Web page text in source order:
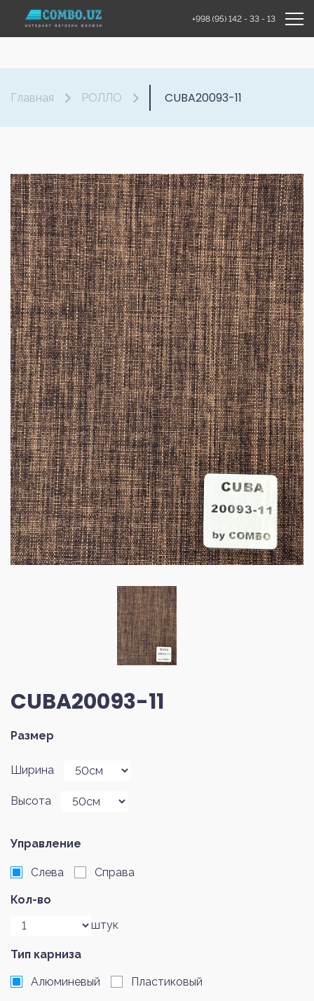
+998 (95) 142 - 33 - 13
Главная РОЛЛО CUBA20093-11
CUBA20093-11
Размер
Ширина
Высота
Управление
Слева Справа
Кол-во
штук
Тип карниза
Алюминевый Пластиковый